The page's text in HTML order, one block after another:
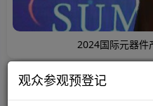
2024国际元器件
观众参观预登记